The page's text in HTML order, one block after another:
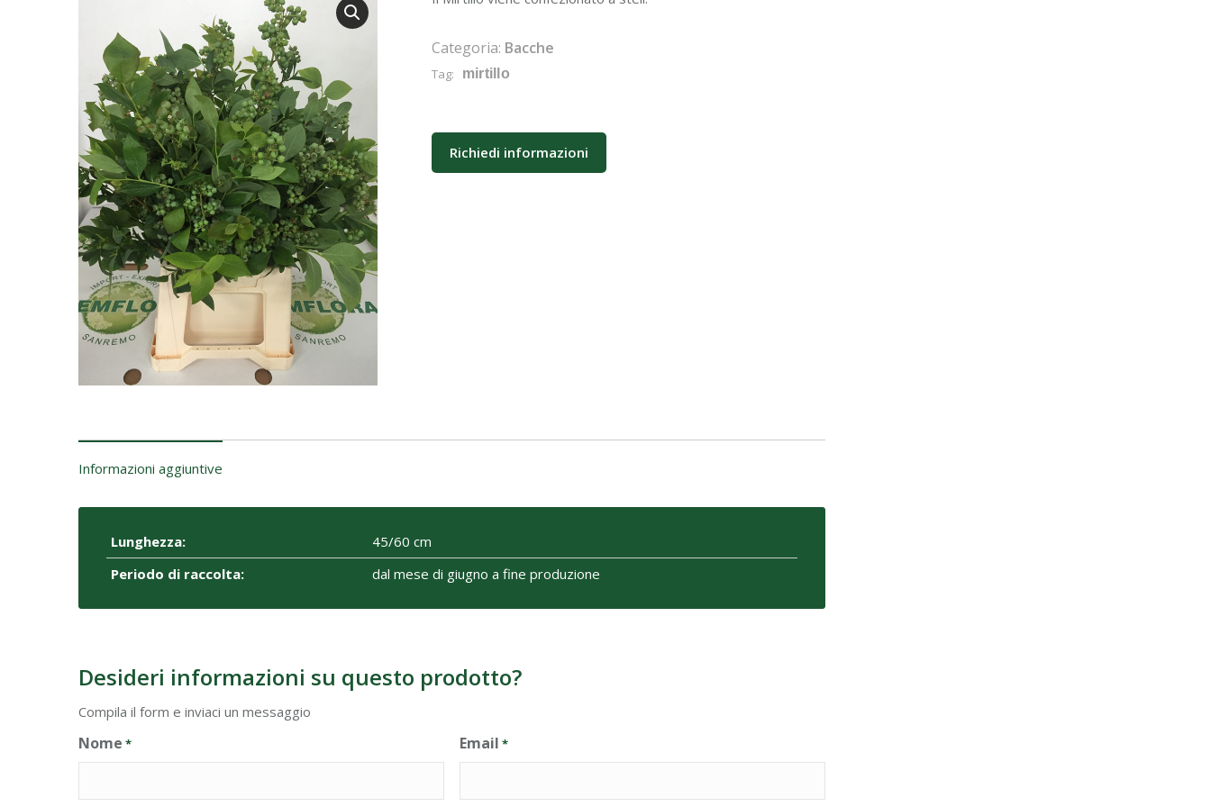
Categoria: Bacche
Tag: mirtillo
Richiedi informazioni
Informazioni aggiuntive
Lunghezza:
45/60 cm
Periodo di raccolta:
dal mese di giugno a fine produzione
Desideri informazioni su questo prodotto?
Compila il form e inviaci un messaggio
Nome * Email *